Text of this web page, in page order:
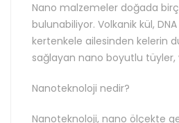
Nano malzemeler doğada
bulunabiliyor. Volkanik kül,
kertenkele ailesinden kelerin
sağlayan nano boyutlu tüyler,
Nanoteknoloji nedir?
Nanoteknoloji, nano ölçekte